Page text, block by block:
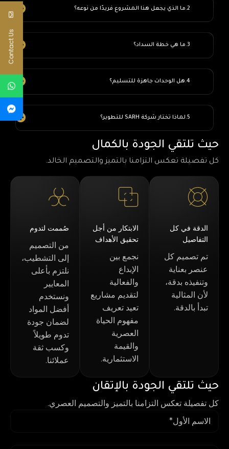
ما الذي يجعل هذا المشروع فريدًا من نوعه؟
ما هي خطة السداد؟
هل الوحدات جاهزة للتسليم؟
لماذا تختار شركة SARH للتطوير؟
حيث تلتقي الجودة بالكمال
كل تفصيلة تعكس التزامنا بالتميز والتصميم الخالد.
الدقة في كل
التفاصيل
تم تصميم كل
عنصر بعناية
وتنفيذه بدقة،
لأن المثالية
تبدأ بالدقة.
الابتكار من أجل
تحقيق الأهداف
نجمع بين
الإبداع
والفعالية
لتقديم مشاريع
تعيد تعريف
مفهوم الحياة
العصرية
والقيمة
الاستثمارية.
صُممت لتدوم
من التصميم
إلى التشطيب،
نلتزم بأعلى
المعايير
ونستخدم
أفضل المواد
لضمان جودة
تدوم طويلاً
وكسب ثقة
عملائنا.
حيث تلتقي الجودة بالإتقان
كل تفصيلة تعكس التزامنا بالتميز والتصميم العصري.
Contact Us